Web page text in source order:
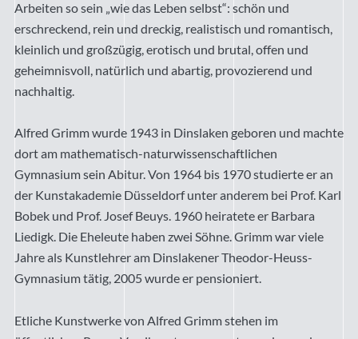
Arbeiten so sein „wie das Leben selbst“: schön und
erschreckend, rein und dreckig, realistisch und romantisch,
kleinlich und großzügig, erotisch und brutal, offen und
geheimnisvoll, natürlich und abartig, provozierend und
nachhaltig.
Alfred Grimm wurde 1943 in Dinslaken geboren und machte
dort am mathematisch-naturwissenschaftlichen
Gymnasium sein Abitur. Von 1964 bis 1970 studierte er an
der Kunstakademie Düsseldorf unter anderem bei Prof. Karl
Bobek und Prof. Josef Beuys. 1960 heiratete er Barbara
Liedigk. Die Eheleute haben zwei Söhne. Grimm war viele
Jahre als Kunstlehrer am Dinslakener Theodor-Heuss-
Gymnasium tätig, 2005 wurde er pensioniert.
Etliche Kunstwerke von Alfred Grimm stehen im